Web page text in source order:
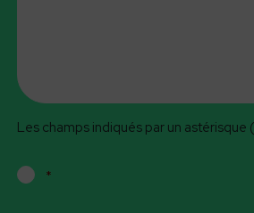
Les champs indiqués par un
*